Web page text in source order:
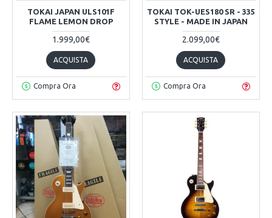
TOKAI JAPAN ULS101F
FLAME LEMON DROP
1.999,00€
ACQUISTA
Compra Ora
TOKAI TOK-UES180 SR - 335
STYLE - MADE IN JAPAN
2.099,00€
ACQUISTA
Compra Ora